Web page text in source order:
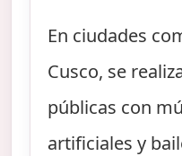
En ciudades
Cusco, se
públicas con
artificiales y